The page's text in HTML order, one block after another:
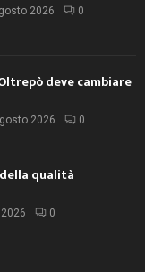
2026 0
deve cambiare
2026 0
qualità
0